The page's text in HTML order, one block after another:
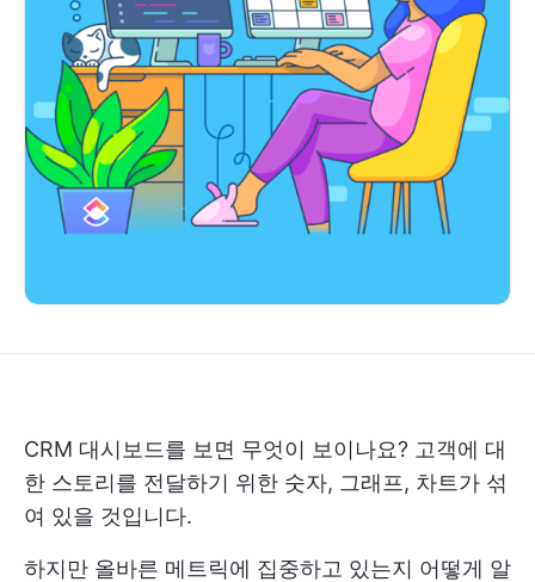
CRM 대시보드를 보면 무엇이 보이나요? 고객에 대
한 스토리를 전달하기 위한 숫자, 그래프, 차트가 섞
여 있을 것입니다.
하지만 올바른 메트릭에 집중하고 있는지 어떻게 알